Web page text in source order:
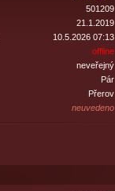
501209
21.1.2019
10.5.2026 07:13
offline
neveřejný
Pár
Přerov
neuvedeno